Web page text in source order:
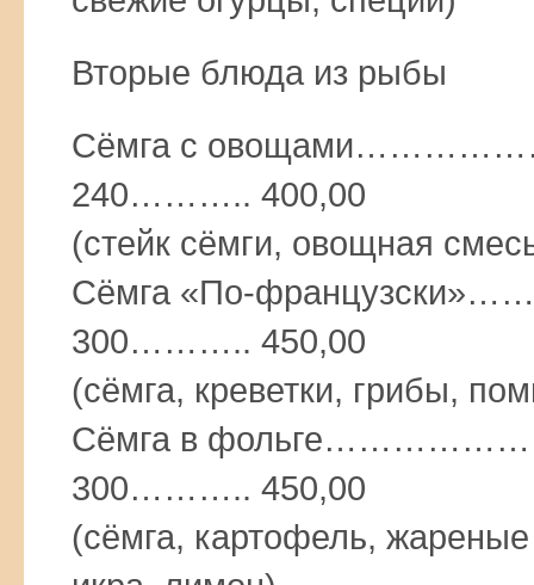
Вторые блюда из рыбы
Сёмга с
240……….. 400,00
(стейк сёмги, овощная
Сёмга «По-
300……….. 450,00
(сёмга, креветки, грибы,
Сёмга в
300……….. 450,00
(сёмга, картофель,